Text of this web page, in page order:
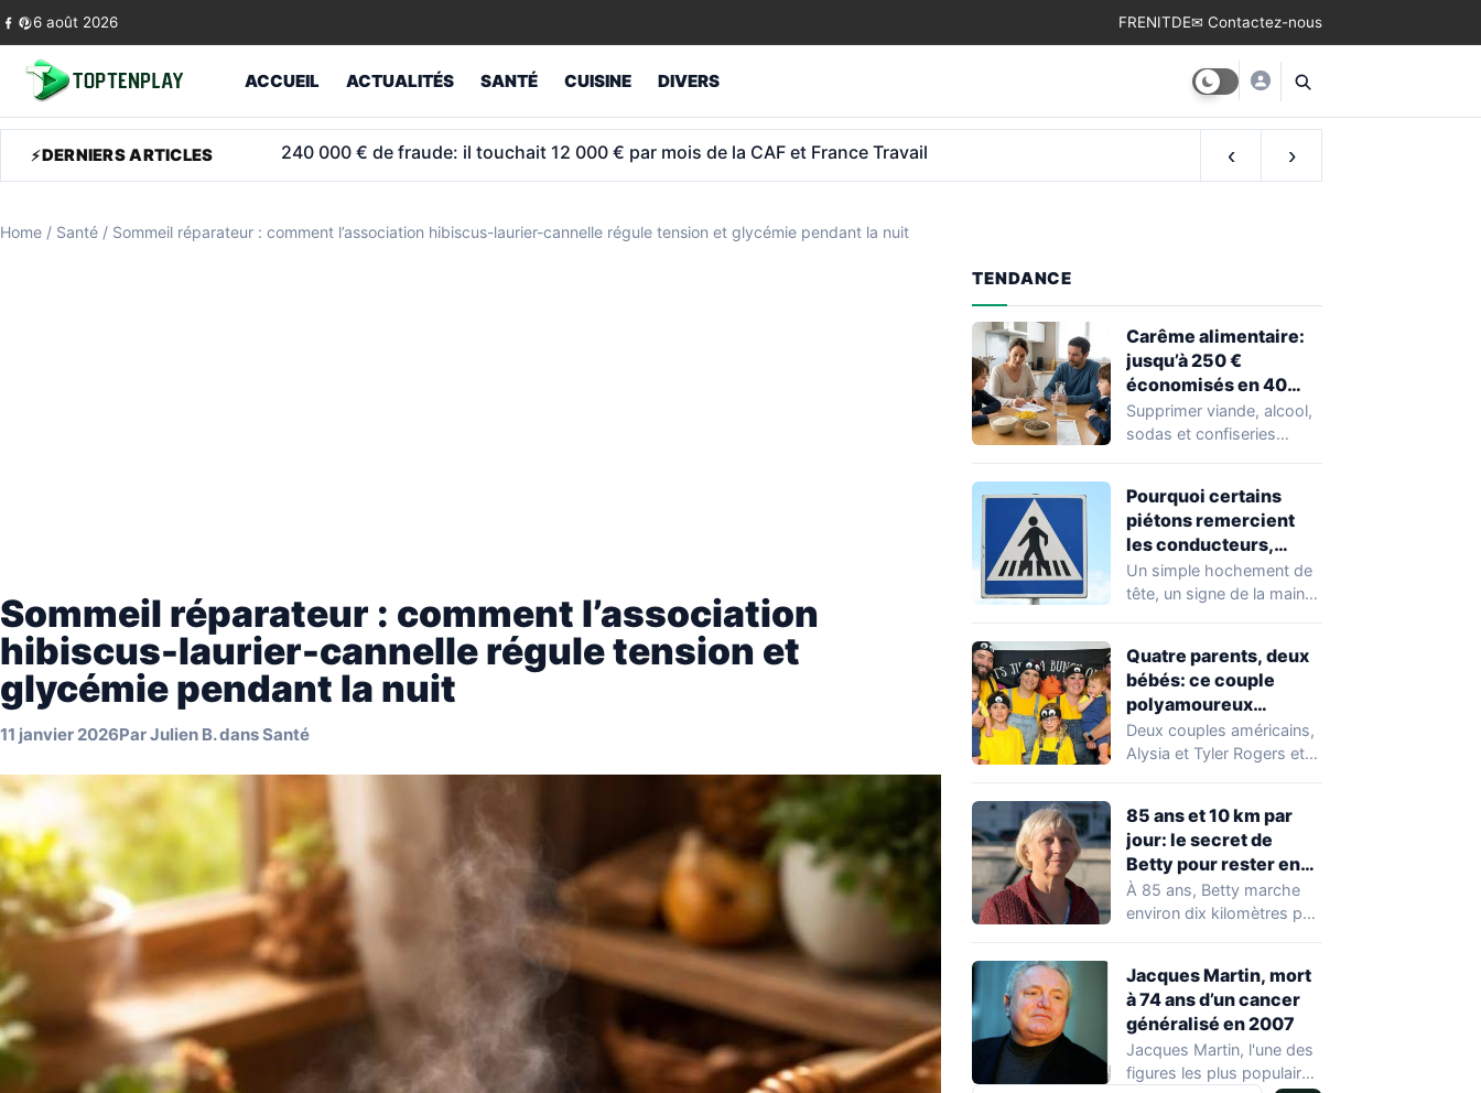
Skip to content
6 août 2026 FRENITDE✉ Contactez-nous
ACCUEIL ACTUALITÉS SANTÉ CUISINE DIVERS
DERNIERS ARTICLES ASPA 2026: l’allocation pour retraités atteint 1 043 € et non 1 012 € ‹ ›
Home / Santé / Sommeil réparateur : comment l’association hibiscus-laurier-cannelle régule tension et glycémie pendant la nuit
Sommeil réparateur : comment l’association
hibiscus-laurier-cannelle régule tension et
glycémie pendant la nuit
11 janvier 2026ParJulien B.dansSanté
TENDANCE
Carême alimentaire:
jusqu’à 250 €
économisés en 40
jours selon un
nutritionniste
Supprimer viande, alcool,
sodas et confiseries
carême…
Pourquoi certains
piétons remercient
les conducteurs,
selon les psys
Un simple hochement de
tête, un signe de la main
Quatre parents, deux
bébés: ce couple
polyamoureux
assume de ne pas
révéler la paternité
Deux couples américains,
Alysia et Tyler Rogers et
85 ans et 10 km par
jour: le secret de
Betty pour rester en
forme
À 85 ans, Betty marche
environ dix kilomètres par
Jacques Martin, mort
à 74 ans d’un cancer
généralisé en 2007
Jacques Martin, l'une des
figures les plus populaires